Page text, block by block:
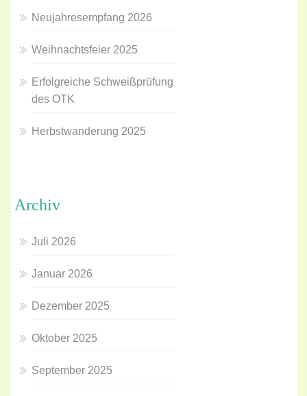
Neujahresempfang 2026
Weihnachtsfeier 2025
Erfolgreiche Schweißprüfung
des OTK
Herbstwanderung 2025
Archiv
Juli 2026
Januar 2026
Dezember 2025
Oktober 2025
September 2025